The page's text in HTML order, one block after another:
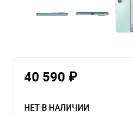
40 590 ₽
НЕТ В НАЛИЧИИ